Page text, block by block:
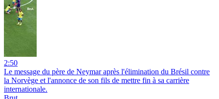
2:50
Le message du père de Neymar après l'élimination du Brésil contre
la Norvège et l'annonce de son fils de mettre fin à sa carrière
internationale.